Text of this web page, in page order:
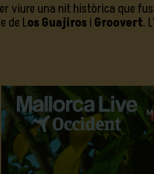
viure una nit històrica que
de Los Guajirosi Groovert.